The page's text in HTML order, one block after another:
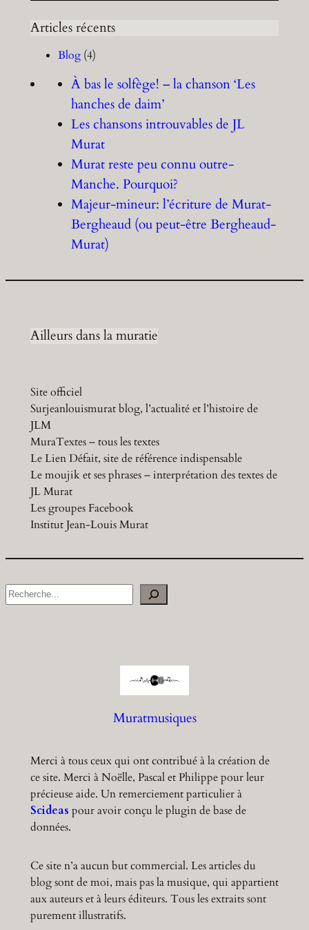
Articles récents
Blog(4)
À bas le solfège! – la chanson ‘Les
hanches de daim’
Les chansons introuvables de JL
Murat
Murat reste peu connu outre-
Manche. Pourquoi?
Majeur-mineur: l’écriture de Murat-
Bergheaud (ou peut-être Bergheaud-
Murat)
Ailleurs dans la muratie
Site officiel
Surjeanlouismurat blog, l’actualité et l’histoire de
JLM
MuraTextes – tous les textes
Le Lien Défait, site de référence indispensable
Le moujik et ses phrases – interprétation des textes de
JL Murat
Les groupes Facebook
Institut Jean-Louis Murat
S
Muratmusiques
Merci à tous ceux qui ont contribué à la création de
ce site. Merci à Noëlle, Pascal et Philippe pour leur
précieuse aide. Un remerciement particulier à
Scideas pour avoir conçu le plugin de base de
données.
Ce site n’a aucun but commercial. Les articles du
blog sont de moi, mais pas la musique, qui appartient
aux auteurs et à leurs éditeurs. Tous les extraits sont
purement illustratifs.